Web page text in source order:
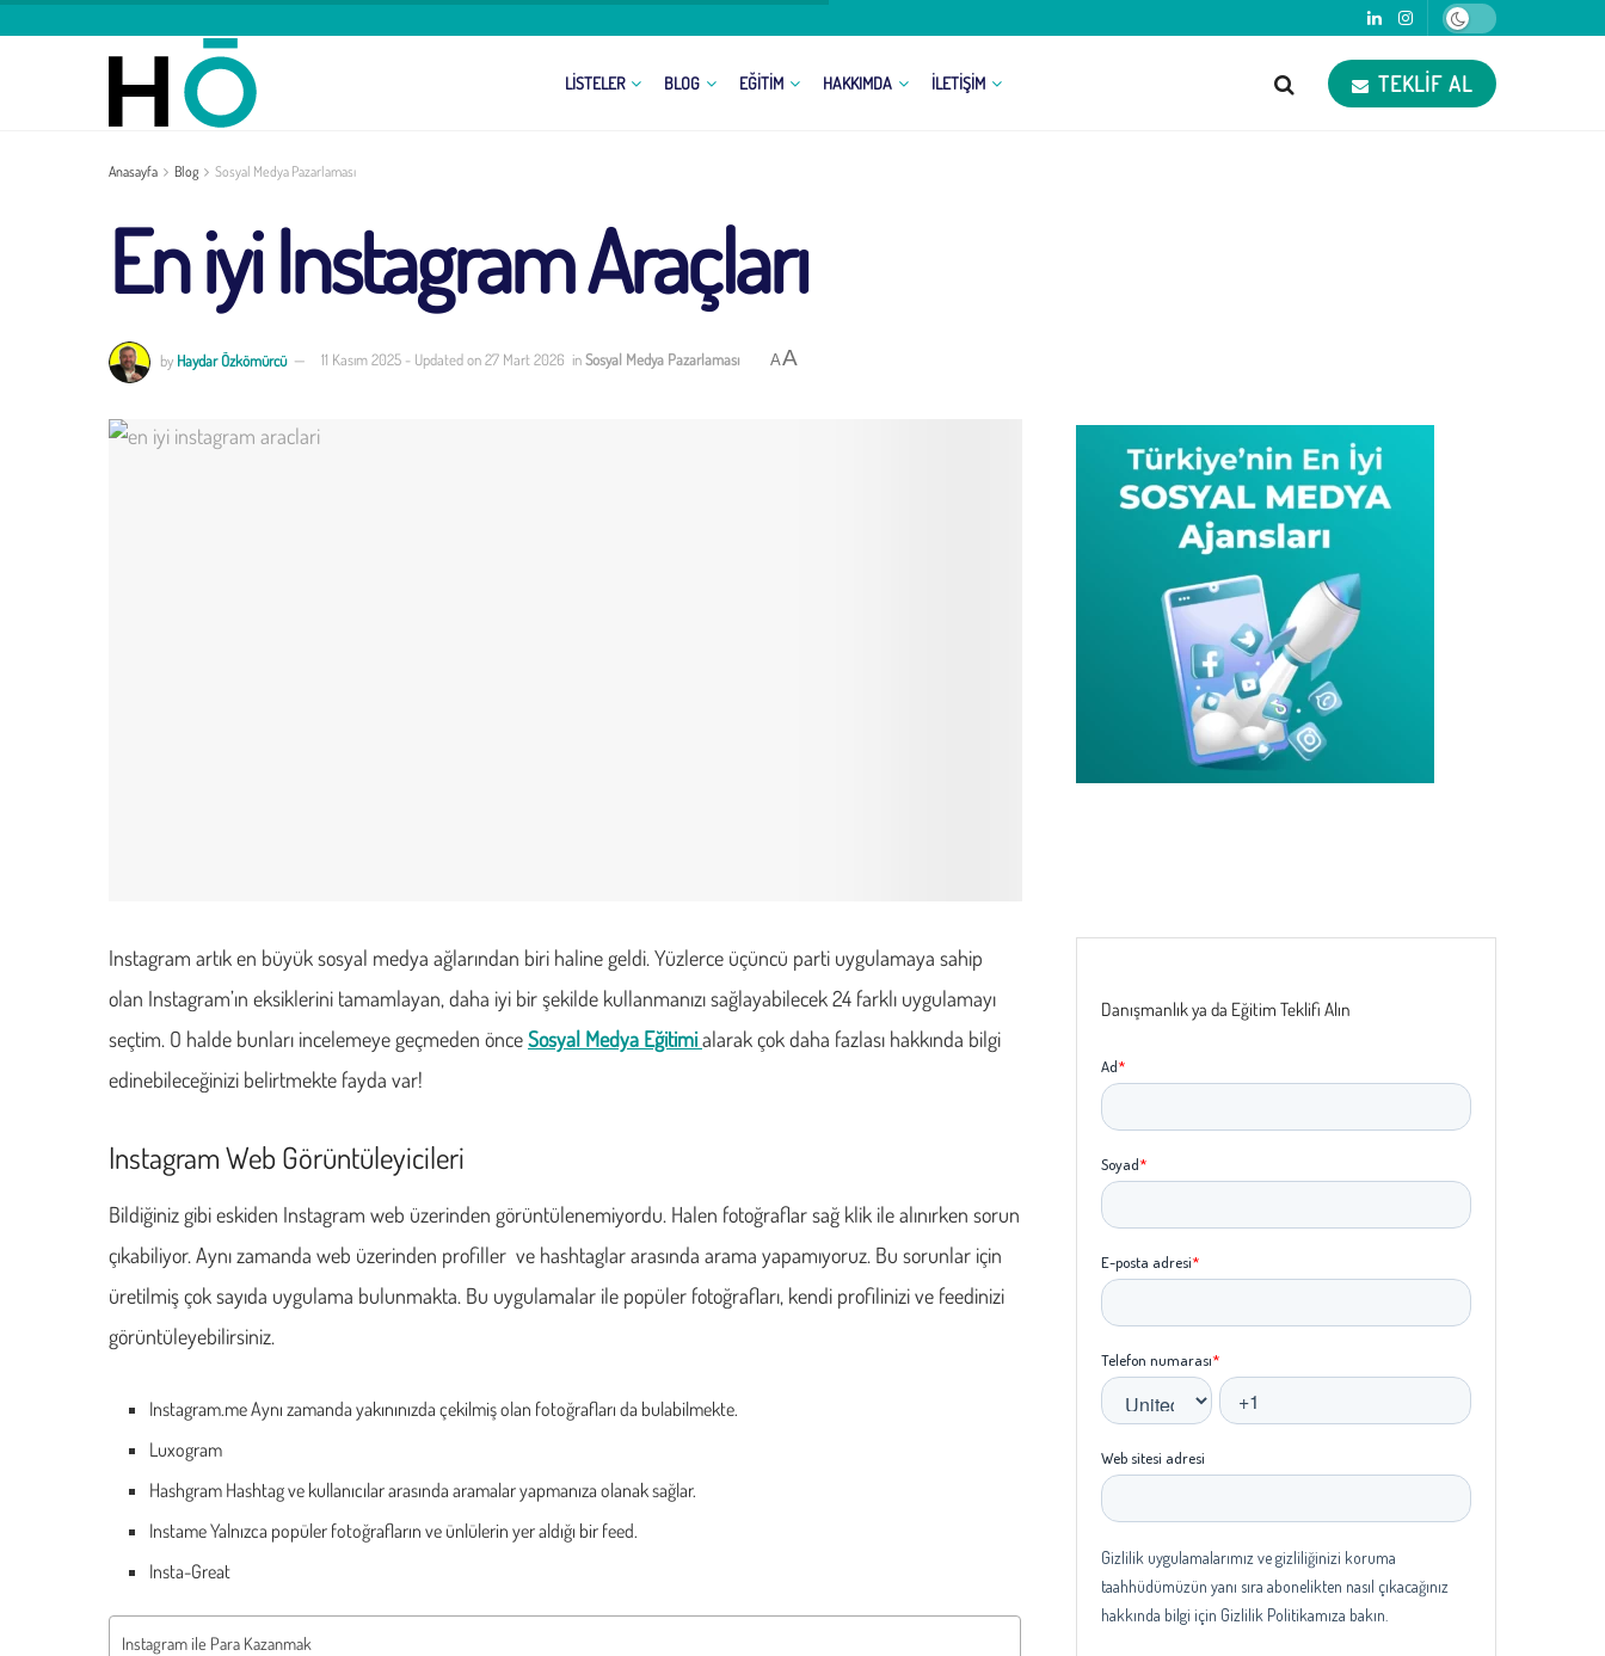
LISTELER BLOG EĞITIM HAKKIMDA İLETIŞIM TEKLIF AL
Anasayfa Blog Sosyal Medya Pazarlaması
En iyi Instagram Araçları
by Haydar Özkömürcü 11 Kasım 2025 - Updated on 27 Mart 2026 inSosyal Medya Pazarlaması AA
Instagram artık en büyük sosyal medya ağlarından biri haline geldi. Yüzlerce üçüncü parti uygulamaya sahip
olan Instagram’ın eksiklerini tamamlayan, daha iyi bir şekilde kullanmanızı sağlayabilecek 24 farklı uygulamayı
seçtim. O halde bunları incelemeye geçmeden önceSosyal Medya Eğitimialarak çok daha fazlası hakkında bilgi
edinebileceğinizi belirtmekte fayda var!
Instagram Web Görüntüleyicileri
Bildiğiniz gibi eskiden Instagram web üzerinden görüntülenemiyordu. Halen fotoğraflar sağ klik ile alınırken sorun
çıkabiliyor. Aynı zamanda web üzerinden profiller ve hashtaglar arasında arama yapamıyoruz. Bu sorunlar için
üretilmiş çok sayıda uygulama bulunmakta. Bu uygulamalar ile popüler fotoğrafları, kendi profilinizi ve feedinizi
görüntüleyebilirsiniz.
Instagram.me Aynı zamanda yakınınızda çekilmiş olan fotoğrafları da bulabilmekte.
Luxogram
Hashgram Hashtag ve kullanıcılar arasında aramalar yapmanıza olanak sağlar.
Instame Yalnızca popüler fotoğrafların ve ünlülerin yer aldığı bir feed.
Insta-Great
Instagram ile Para Kazanmak
Danışmanlık ya da Eğitim Teklifi Alın